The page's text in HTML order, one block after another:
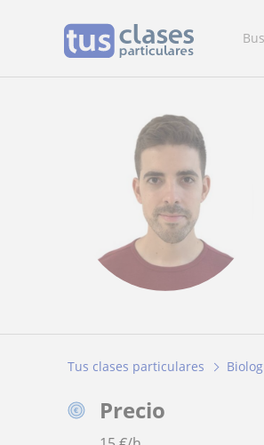
Tus clases particulares
Precio